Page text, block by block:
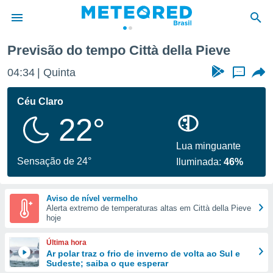
da
fornecidas
a este
das
e
forma
digital
Previsão do tempo Città della Pieve
04:34 Quinta ...
Céu Claro
22°
Sensação de 24°
Lua minguante
Iluminada:46%
Aviso de nível vermelho
Alerta extremo de temperaturas altas em Città della Pieve
hoje
Última hora
Ar polar traz o frio de inverno de volta ao Sul e
Sudeste; saiba o que esperar